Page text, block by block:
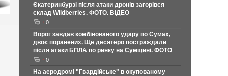
Єкатеринбурзі після атаки дронів загорівся
склад Wildberries. ФОТО. ВІДЕО
0
Ворог завдав комбінованого удару по Сумах,
двоє поранених. Ще десятеро постраждали
після атаки БПЛА по ринку на Сумщині. ФОТО
0
На аеродромі "Гвардійське" в окупованому